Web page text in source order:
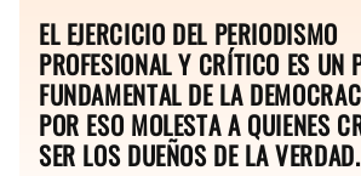
EL EJERCICIO DEL PERIODISMO
PROFESIONAL Y CRÍTICO ES UN
FUNDAMENTAL DE LA
POR ESO MOLESTA A QUIENES
SER LOS DUEÑOS DE LA VERDAD.